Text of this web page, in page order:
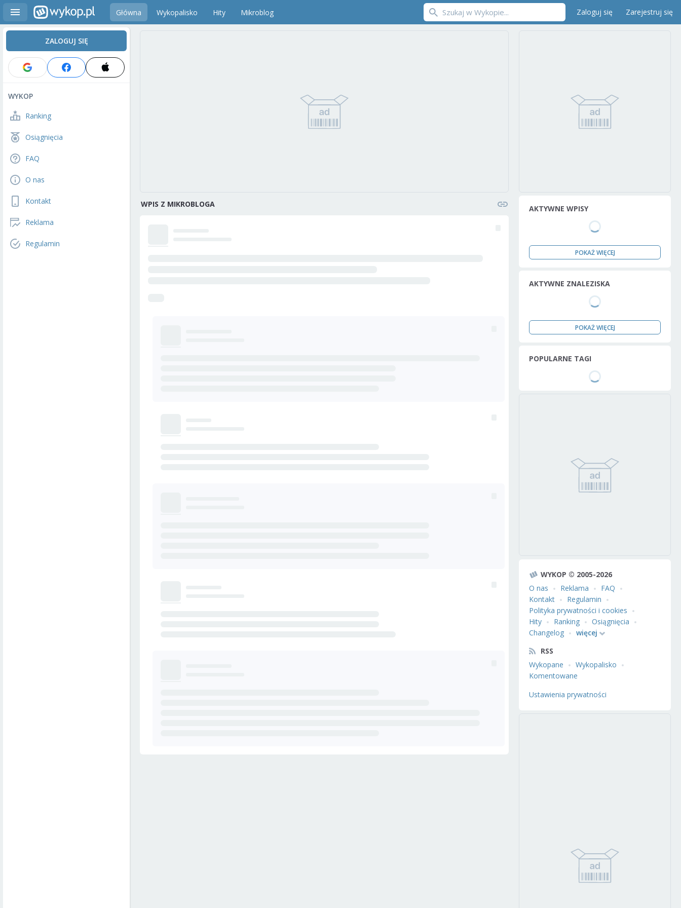
Główna Wykopalisko Hity Mikroblog Zaloguj się Zarejestruj się
ZALOGUJ SIĘ
WYKOP
Ranking
Osiągnięcia
FAQ
O nas
Kontakt
Reklama
Regulamin
WPIS Z MIKROBLOGA AKTYWNE WPISY
POKAŻ WIĘCEJ
AKTYWNE ZNALEZISKA
POKAŻ WIĘCEJ
POPULARNE TAGI
WYKOP © 2005-2026
O nas
Reklama
FAQ
Kontakt
Regulamin
Polityka prywatności i cookies
Hity
Ranking
Osiągnięcia
Changelog
więcej
RSS
Wykopane
Wykopalisko
Komentowane
Ustawienia prywatności